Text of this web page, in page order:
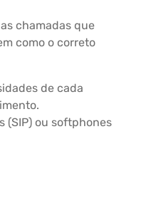
chamadas que
como o correto
de cada
(SIP) ou softphones